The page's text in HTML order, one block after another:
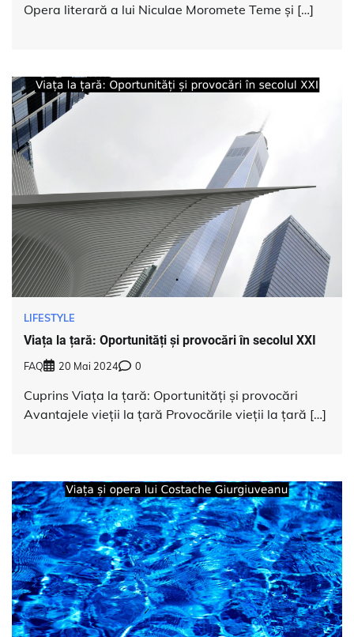
Opera literară a lui Niculae Moromete Teme și […]
LIFESTYLE
Viața la țară: Oportunități și provocări în secolul XXI
FAQ 20 Mai 2024 0
Cuprins Viața la țară: Oportunități și provocări
Avantajele vieții la țară Provocările vieții la țară […]